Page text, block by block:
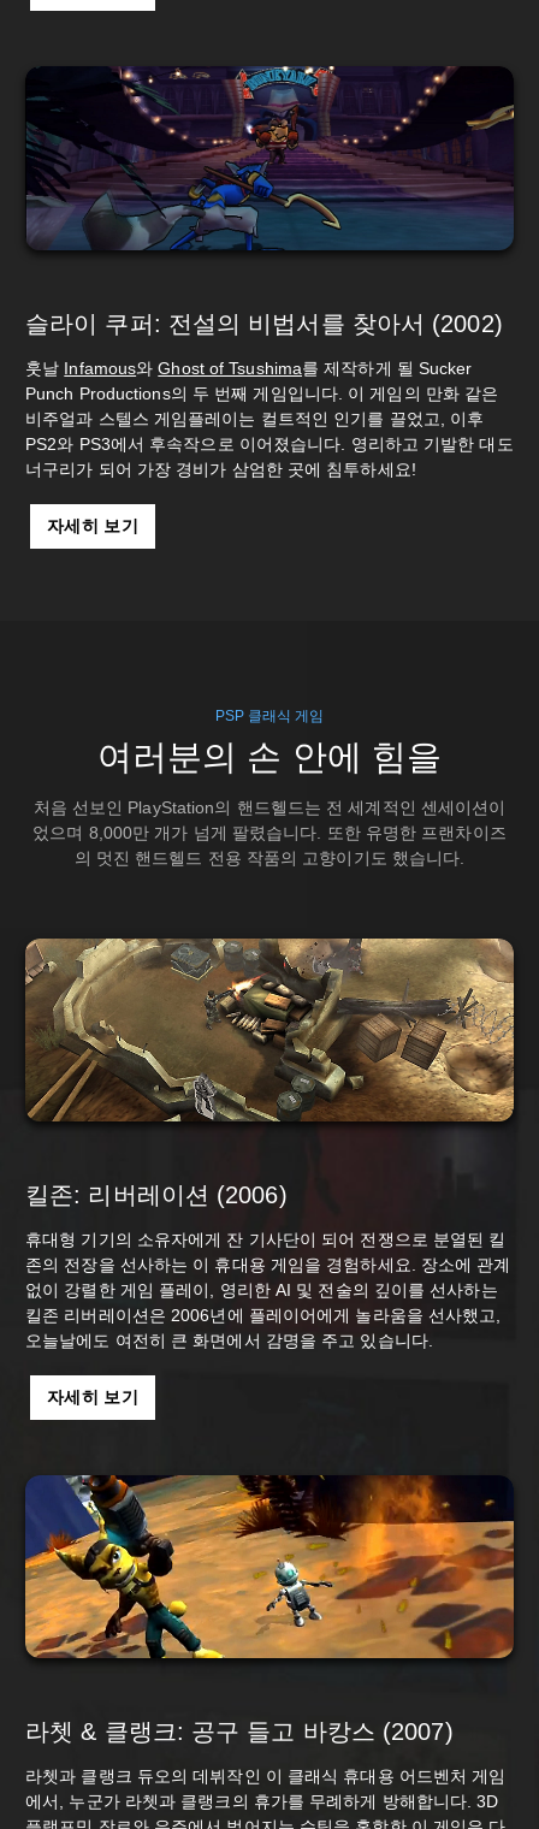
슬라이 쿠퍼: 전설의 비법서를 찾아서 (2002)
훗날 Infamous와Ghost of Tsushima를 제작하게 될 Sucker
Punch Productions의 두 번째 게임입니다. 이 게임의 만화 같은
비주얼과 스텔스 게임플레이는 컬트적인 인기를 끌었고, 이후
PS2와 PS3에서 후속작으로 이어졌습니다. 영리하고 기발한 대도
너구리가 되어 가장 경비가 삼엄한 곳에 침투하세요!
자세히 보기
PSP 클래식 게임
여러분의 손 안에 힘을
처음 선보인 PlayStation의 핸드헬드는 전 세계적인 센세이션이
었으며 8,000만 개가 넘게 팔렸습니다. 또한 유명한 프랜차이즈
의 멋진 핸드헬드 전용 작품의 고향이기도 했습니다.
킬존: 리버레이션 (2006)
휴대형 기기의 소유자에게 잔 기사단이 되어 전쟁으로 분열된 킬
존의 전장을 선사하는 이 휴대용 게임을 경험하세요. 장소에 관계
없이 강렬한 게임 플레이, 영리한 AI 및 전술의 깊이를 선사하는
킬존 리버레이션은 2006년에 플레이어에게 놀라움을 선사했고,
오늘날에도 여전히 큰 화면에서 감명을 주고 있습니다.
자세히 보기
라쳇 & 클랭크: 공구 들고 바캉스 (2007)
라쳇과 클랭크 듀오의 데뷔작인 이 클래식 휴대용 어드벤처 게임
에서, 누군가 라쳇과 클랭크의 휴가를 무례하게 방해합니다. 3D